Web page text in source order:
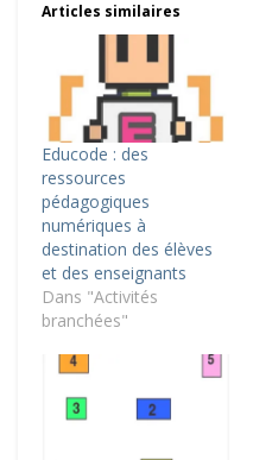
Articles similaires
Educode : des
ressources
pédagogiques
numériques à
destination des élèves
et des enseignants
Dans "Activités
branchées"